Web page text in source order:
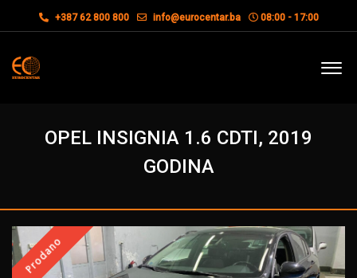
+387 62 800 800 info@eurocentar.ba 08:00 - 17:00
OPEL INSIGNIA 1.6 CDTI, 2019
GODINA
Prodano